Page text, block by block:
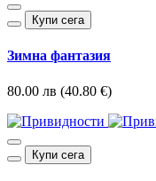
Купи сега
Зимна фантазия
80.00 лв (40.80 €)
Купи сега